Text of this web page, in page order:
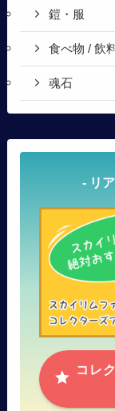
鎧・服
食べ物 / 飲
魂石
- リ
コレ